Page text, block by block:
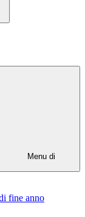
Menu di
fine anno